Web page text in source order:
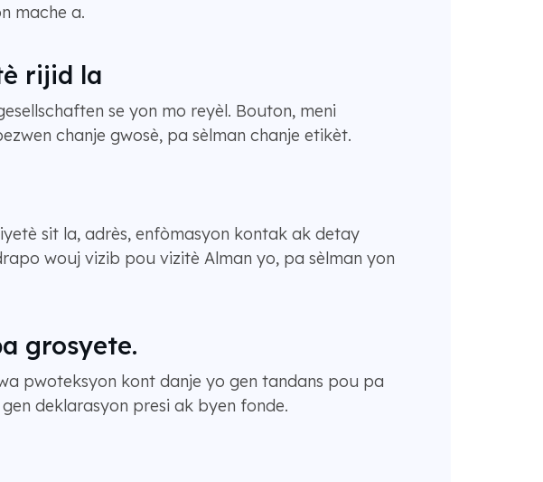
mache a.
rijid la
se yon mo reyèl. Bouton, meni
chanje gwosè, pa sèlman chanje etikèt.
sit la, adrès, enfòmasyon kontak ak detay
wouj vizib pou vizitè Alman yo, pa sèlman yon
grosyete.
pwoteksyon kont danje yo gen tandans pou pa
deklarasyon presi ak byen fonde.